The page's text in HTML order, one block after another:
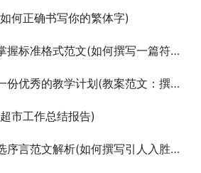
何正确书写你的繁体字)
范文(如何撰写一篇符合媒体标准的新闻稿格式范文)
学计划(教案范文：撰写教学计划的必备技巧与步骤)
市工作总结报告)
解析(如何撰写引人入胜的序言范文及技巧分享)